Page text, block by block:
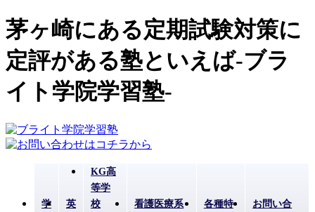
茅ヶ崎にある定期試験対策に
定評がある塾といえば-ブラ
イト学院学習塾-
学
英
KG高
等学
校
看護医療系
各種特
お問い合